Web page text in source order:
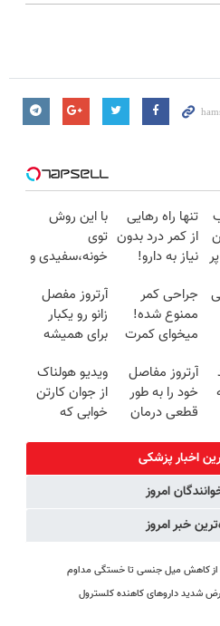
تنها راه رهایی
از کمر درد بدون
نیاز به دارو!
با این روش
توی
خونه،سفیدی و
برگردون
(40%off)
جراحی کمر
ممنوع شده!
میخوای کمرت
درمان کنی؟
((پرسش‌نامه))
آرتروز مفصل
زانو رو یکبار
برای همیشه
◗پرسش‌نامه◖
آرتروز مفاصل
خود را به طور
قطعی درمان
◗پرسش‌نامه◖
ویدیو هولناک
از جوان کارتن
خوابی که
اخبار پزشکی
امروز
خبر امروز
از کاهش میل جنسی تا خستگی مداوم
شدید داروهای کاهنده کلسترول